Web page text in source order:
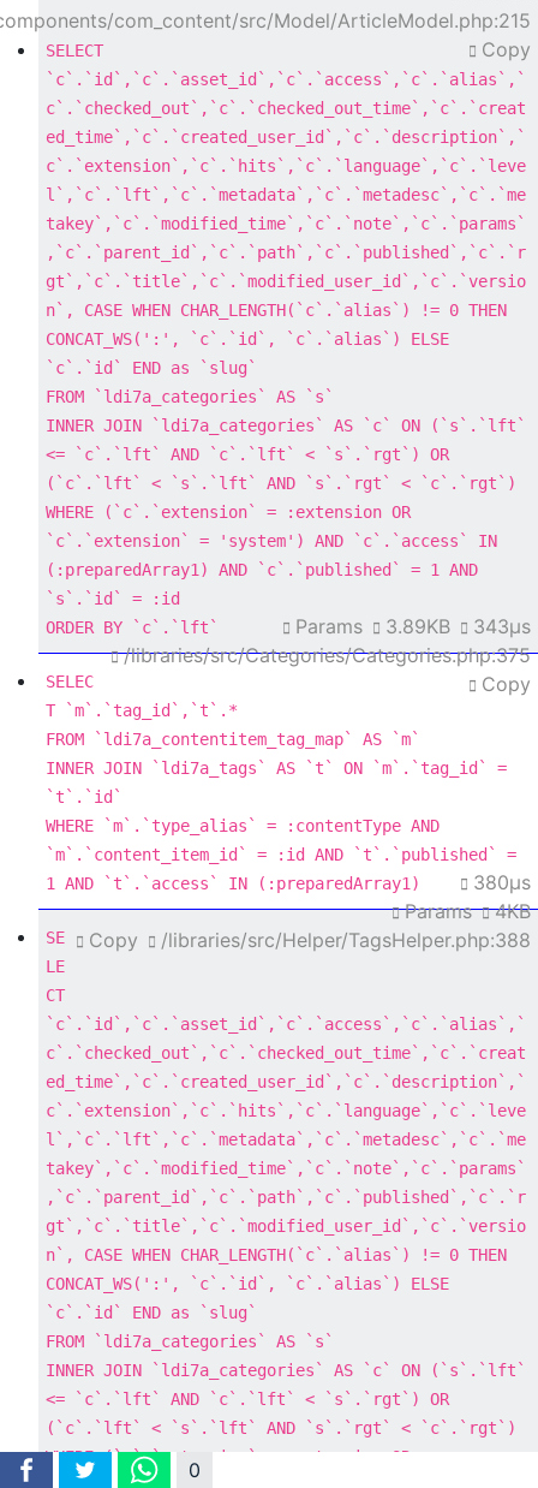
0
com_content/src/Model/ArticleModel.php:215
Copy
SELECT
`c`.`id`,`c`.`asset_id`,`c`.`access`,`c`.`alias`,`
c`.`checked_out`,`c`.`checked_out_time`,`c`.`creat
ed_time`,`c`.`created_user_id`,`c`.`description`,`
c`.`extension`,`c`.`hits`,`c`.` language`,`c`.`leve
l`,`c`.`lft`,`c`.`metadata`,`c`.`metadesc`,`c`.`me
takey`,`c`.`modified_time`,`c`.`note`,`c`.`params`
,`c`.`parent_id`,`c`.`path`,`c`.`published`,`c`.`r
gt`,`c`.`title`,`c`.`modified_user_id`,`c`.`versio
n`, CASE WHEN CHAR_LENGTH(`c`.`alias`) != 0 THEN
CONCAT_WS( ':' , `c`.`id`, `c`.`alias`) ELSE
`c`.`id` END as
FROM `ldi7a_categories` AS
INNER JOIN `ldi7a_categories` AS `c` ON
<= `c`.`lft` AND `c`.`lft` < `s`.`rgt`) OR
(`c`.`lft` < `s`.`lft` AND `s`.`rgt` <
WHERE (`c`.`extension` = :extension OR
`c`.`extension` = 'system' ) AND `c`.`access` IN
(:preparedArray1) AND `c`.`published` = 1
AND
`s`.`id` =
ORDER BY `c`.`lft` 343μs
3.89KB
Params
/libraries/src/Categories/Categories.php:375
Copy
SELEC
T `m`.`tag_id`,`t`. *
FROM `ldi7a_contentitem_tag_map` AS
INNER JOIN `ldi7a_tags` AS `t` ON `m`.`tag_id` =
WHERE `m`.`type_alias` = :contentType AND
`m`.`content_item_id` = :id AND `t`.`published` =
1
AND `t`.`access` IN (:preparedArray1)
380μs
4KB
Params
/libraries/src/Helper/TagsHelper.php:388
Copy
SE
LE
CT
`c`.`id`,`c`.`asset_id`,`c`.`access`,`c`.`alias`,`
c`.`checked_out`,`c`.`checked_out_time`,`c`.`creat
ed_time`,`c`.`created_user_id`,`c`.`description`,`
c`.`extension`,`c`.`hits`,`c`.` language`,`c`.`leve
l`,`c`.`lft`,`c`.`metadata`,`c`.`metadesc`,`c`.`me
takey`,`c`.`modified_time`,`c`.`note`,`c`.`params`
,`c`.`parent_id`,`c`.`path`,`c`.`published`,`c`.`r
gt`,`c`.`title`,`c`.`modified_user_id`,`c`.`versio
n`, CASE WHEN CHAR_LENGTH(`c`.`alias`) != 0 THEN
CONCAT_WS( ':' , `c`.`id`, `c`.`alias`) ELSE
`c`.`id` END as
FROM `ldi7a_categories` AS
INNER JOIN `ldi7a_categories` AS `c` ON
<= `c`.`lft` AND `c`.`lft` < `s`.`rgt`) OR
(`c`.`lft` < `s`.`lft` AND `s`.`rgt` <
WHERE (`c`.`extension` :extension
OR